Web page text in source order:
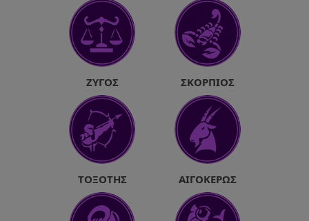
ΖΥΓΌΣ ΣΚΟΡΠΙΌΣ
ΤΟΞΌΤΗΣ ΑΙΓΌΚΕΡΩΣ